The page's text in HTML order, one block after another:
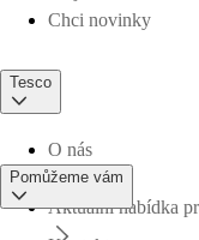
Chci novinky
Tesco
O nás
Aktuální nabídka
Pomůžeme vám